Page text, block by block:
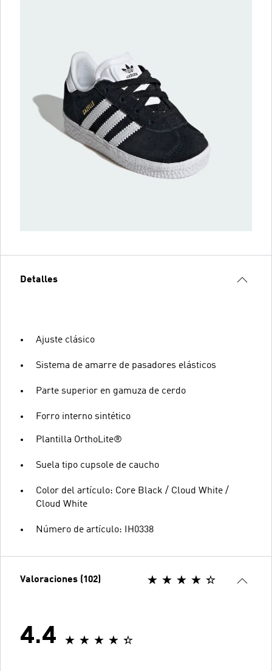
Detalles
Ajuste clásico
Sistema de amarre de pasadores elásticos
Parte superior en gamuza de cerdo
Forro interno sintético
Plantilla OrthoLite®
Suela tipo cupsole de caucho
Color del artículo: Core Black / Cloud White /
Cloud White
Número de artículo: IH0338
Valoraciones (102)
4.4